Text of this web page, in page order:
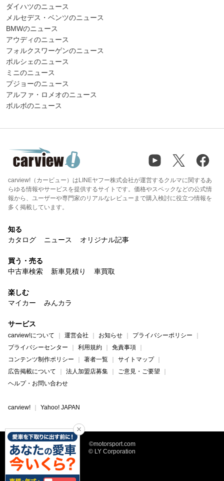
ダイハツのニュース
メルセデス・ベンツのニュース
BMWのニュース
アウディのニュース
フォルクスワーゲンのニュース
ポルシェのニュース
ミニのニュース
プジョーのニュース
アルファ・ロメオのニュース
ボルボのニュース
carview!（カービュー）はLINEヤフー株式会社が運営するクルマに関するあ
らゆる情報やサービスを提供するサイトです。価格やスペックなどの公式情
報から、ユーザーや専門家のリアルなレビューまで購入検討に役立つ情報を
多く掲載しています。
知る
カタログ
ニュース オリジナル記事
買う・売る
中古車検索
新車見積り 車買取
楽しむ
マイカー
みんカラ
サービス
carview!について 運営会社 お知らせ
プライバシーポリシー
プライバシーセンター
利用規約
免責事項
コンテンツ制作ポリシー
著者一覧
サイトマップ
広告掲載について
法人加盟店募集
ご意見・ご要望
ヘルプ・お問い合わせ
carview! Yahoo! JAPAN
©motorsport.com
© LY Corporation